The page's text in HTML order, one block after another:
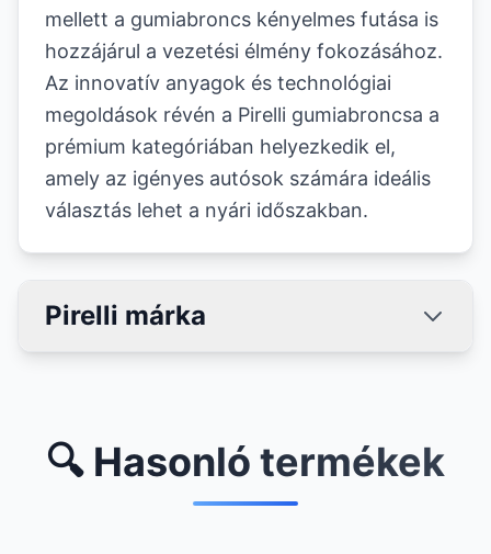
mellett a gumiabroncs kényelmes futása is
hozzájárul a vezetési élmény fokozásához.
Az innovatív anyagok és technológiai
megoldások révén a Pirelli gumiabroncsa a
prémium kategóriában helyezkedik el,
amely az igényes autósok számára ideális
választás lehet a nyári időszakban.
Pirelli márka
🔍 Hasonló termékek